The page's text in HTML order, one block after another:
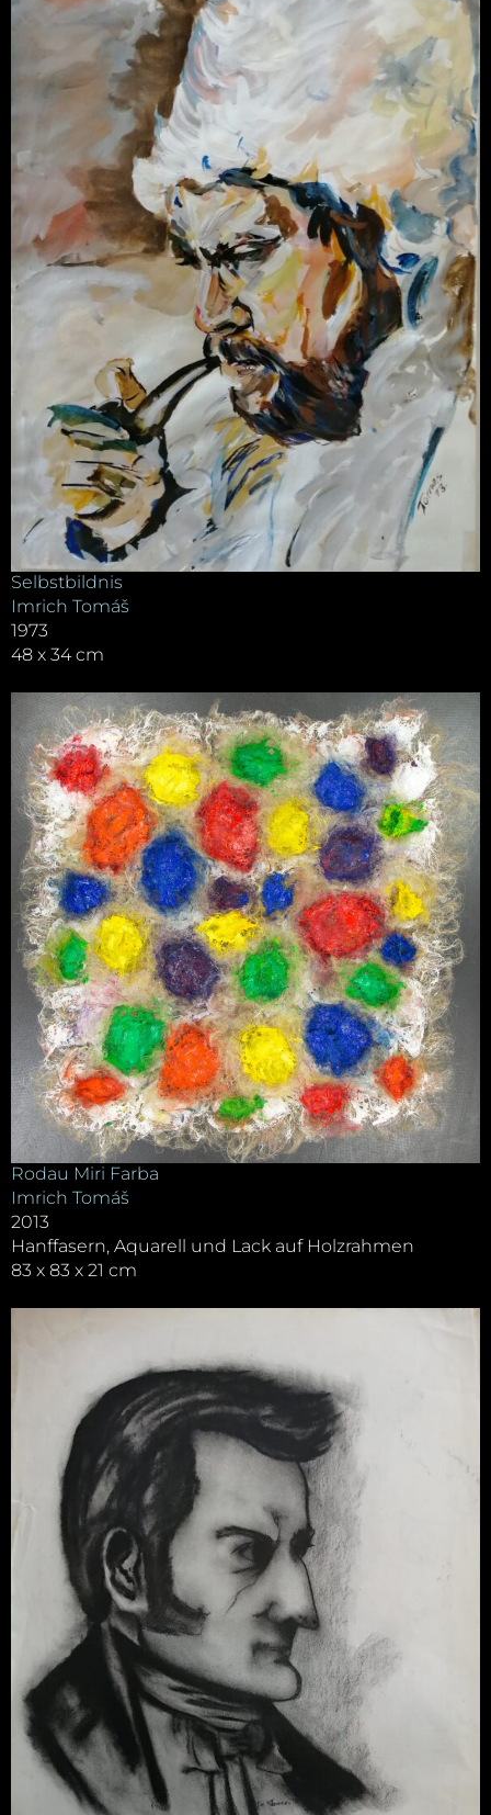
Selbstbildnis
Imrich Tomáš
1973
48 x 34 cm
Rodau Miri Farba
Imrich Tomáš
2013
Hanffasern, Aquarell und Lack auf Holzrahmen
83 x 83 x 21 cm